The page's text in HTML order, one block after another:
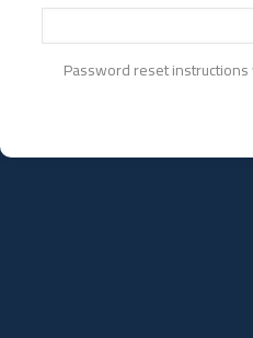
Password reset